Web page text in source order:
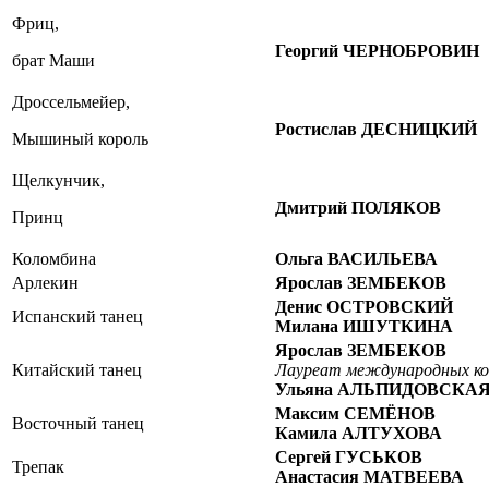
Фриц,
брат Маши
Георгий ЧЕРНОБРОВИН
Дроссельмейер,
Мышиный король
Ростислав ДЕСНИЦКИЙ
Щелкунчик,
Принц
Дмитрий ПОЛЯКОВ
Коломбина
Ольга ВАСИЛЬЕВА
Арлекин
Ярослав ЗЕМБЕКОВ
Испанский танец
Денис ОСТРОВСКИЙ
Милана ИШУТКИНА
Китайский танец
Ярослав ЗЕМБЕКОВ
Лауреат международных
Ульяна
Восточный танец
Максим СЕМЁНОВ
Камила АЛТУХОВА
Трепак
Сергей ГУСЬКОВ
Анастасия МАТВЕЕВА